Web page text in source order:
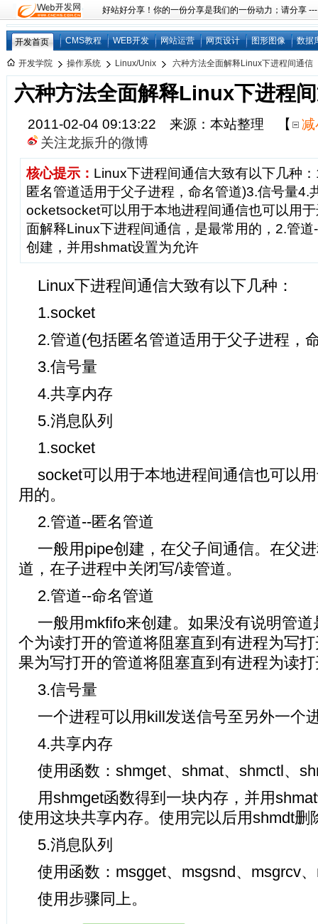
好站好分享！你的一份分享是我们的一份动力；请分享
开发首页 CMS教程 WEB开发 网站运营 网页设计 图形图像 数据
开发学院 操作系统 Linux/Unix 六种方法全面解释Linux下进程间通信
六种方法全面解释Linux下进程
2011-02-04 09:13:22 来源：本站整理 【
减
关注龙振升的微博
核心提示： Linux下进程间通信大致有以下几种
匿名管道适用于父子进程，命名管道)3.信号量4.
ocketsocket可以用于本地进程间通信也可以用
面解释Linux下进程间通信，是最常用的，2.管
创建，并用shmat设置为允许
Linux下进程间通信大致有以下几种：
1.socket
2.管道(包括匿名管道适用于父子进程，
3.信号量
4.共享内存
5.消息队列
1.socket
socket可以用于本地进程间通信也可以
用的。
2.管道--匿名管道
一般用pipe创建，在父子间通信。在父
道，在子进程中关闭写/读管道。
2.管道--命名管道
一般用mkfifo来创建。如果没有说明管
个为读打开的管道将阻塞直到有进程为写
果为写打开的管道将阻塞直到有进程为读
3.信号量
一个进程可以用kill发送信号至另外一个
4.共享内存
使用函数：shmget、shmat、shmctl、
用shmget函数得到一块内存，并用
使用这块共享内存。使用完以后用shmdt删
5.消息队列
使用函数：msgget、msgsnd、msgrcv
使用步骤同上。